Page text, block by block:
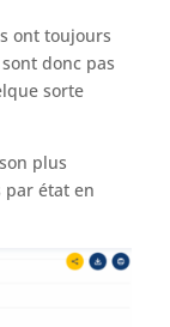
ont toujours
donc pas
sorte
plus
état en